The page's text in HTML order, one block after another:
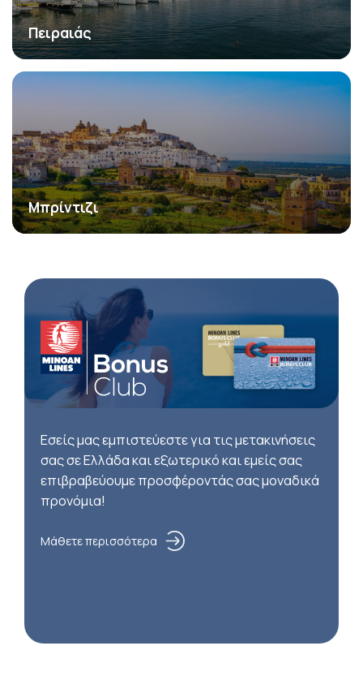
Πειραιάς
Μπρίντιζι
Εσείς μας εμπιστεύεστε για τις μετακινήσεις
σας σε Ελλάδα και εξωτερικό και εμείς σας
επιβραβεύουμε προσφέροντάς σας μοναδικά
προνόμια!
Μάθετε περισσότερα